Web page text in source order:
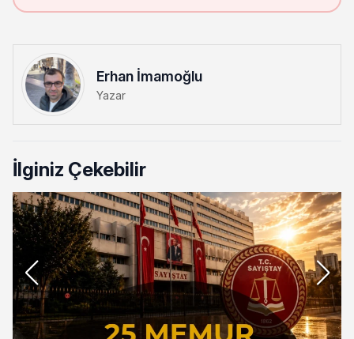
Erhan İmamoğlu
Yazar
İlginiz Çekebilir